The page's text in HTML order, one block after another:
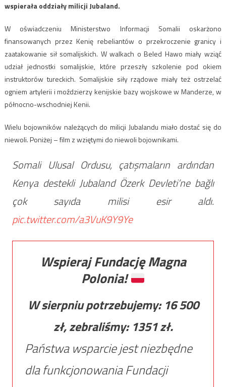
wspierała oddziały milicji Jubaland.
W oświadczeniu Ministerstwo Informacji Somalii oskarżono
finansowanych przez Kenię rebeliantów o przekroczenie granicy i
zaatakowanie sił somalijskich. W walkach o Beled Hawo miały wziąć
udział jednostki somalijskie, które przeszły szkolenie pod okiem
instruktorów tureckich. Somalijskie siły rządowe miały też ostrzelać
ogniem artylerii i moździerzy kenijskie bazy wojskowe w Manderze, w
północno-wschodniej Kenii.
Wielu bojowników należących do milicji Jubalandu miało dostać się do
niewoli. Poniżej – film z wziętymi do niewoli bojownikami.
Somali Ulusal Ordusu, çatışmaların ardından
Kenya destekli Jubaland Özerk Devleti’ne bağlı
çok sayıda milisi esir aldı.
pic.twitter.com/a3VuK9Y9Ye
Wspieraj Fundację Magna
Polonia!
W sierpniu potrzebujemy: 16 500
zł, zebraliśmy: 1351zł.
Państwa wsparcie jest niezbędne
dla funkcjonowania Fundacji